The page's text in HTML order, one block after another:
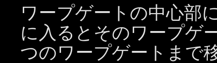
ワープゲートの中心部
に入るとそのワープゲ
つのワープゲートまで